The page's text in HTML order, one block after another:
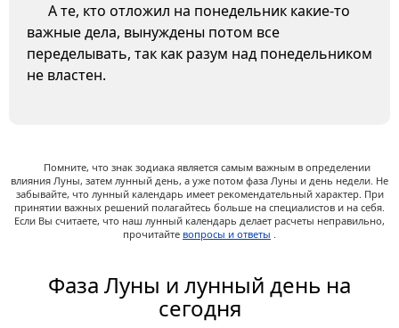
А те, кто отложил на понедельник какие-то
важные дела, вынуждены потом все
переделывать, так как разум над понедельником
не властен.
Помните, что знак зодиака является самым важным в определении
влияния Луны, затем лунный день, а уже потом фаза Луны и день недели. Не
забывайте, что лунный календарь имеет рекомендательный характер. При
принятии важных решений полагайтесь больше на специалистов и на себя.
Если Вы считаете, что наш лунный календарь делает расчеты неправильно,
прочитайте вопросы и ответы .
Фаза Луны и лунный день на
сегодня